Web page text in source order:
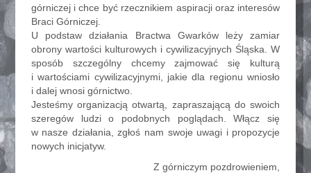
górniczej i chce być rzecznikiem aspiracji oraz interesów
Braci Górniczej.
U podstaw działania Bractwa Gwarków leży zamiar
obrony wartości kulturowych i cywilizacyjnych Śląska. W
sposób szczególny chcemy zajmować się kulturą
i wartościami cywilizacyjnymi, jakie dla regionu wniosło
i dalej wnosi górnictwo.
Jesteśmy organizacją otwartą, zapraszającą do swoich
szeregów ludzi o podobnych poglądach. Włącz się
w nasze działania, zgłoś nam swoje uwagi i propozycje
nowych inicjatyw.
Z górniczym pozdrowieniem,